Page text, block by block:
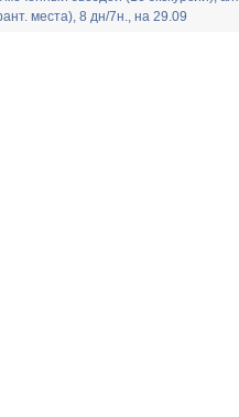
места), 8 дн/7н., на 29.09